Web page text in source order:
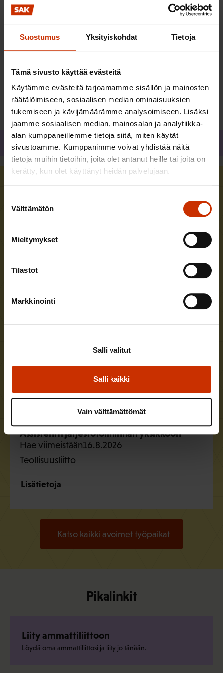
Suostumus Yksityiskohdat Tietoja
Tämä sivusto käyttää evästeitä
Käytämme evästeitä tarjoamamme sisällön ja mainosten
räätälöimiseen, sosiaalisen median ominaisuuksien
tukemiseen ja kävijämäärämme analysoimiseen. Lisäksi
jaamme sosiaalisen median, mainosalan ja analytiikka-
alan kumppaneillemme tietoja siitä, miten käytät
sivustoamme. Kumppanimme voivat yhdistää näitä
tietoja muihin tietoihin, joita olet antanut heille tai joita on
kerätty, kun olet käyttänyt heidän palvelujaan.
valinta
Välttämätön
Mieltymykset
Tilastot
Markkinointi
Salli kaikki
Salli valitut
Vain välttämättömät
552 5209
Keskustoimisto, Helsinki: Jari Pekkarinen, 040
719 2256
Hakuaika päättynyt 22.4.2026
Jaa
Hae viimeistään
Assistentti järjestötoiminnan yksikköön
Hae viimeistään16.8.2026
Teollisuusliitto
Lisätietoja
Katso kaikki avoimet työpaikat
Pikalinkit
Liity ammattiliittoon
Löydä oma ammattiliittosi ja liity jo tänään.